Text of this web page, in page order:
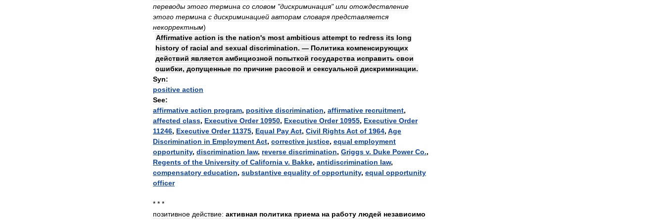
переводы этого термина со словом "дискриминация"или отождествление
этого термина с дискриминацией авторам словаря представляется
некорректным)
Affirmative action is the nation's most ambitious attempt to redress its long
history of racial and sexual discrimination. — Политика компенсирующих
действий является амбициозной попыткой государства исправить свои
ошибки, допущенные по причине расовой и сексуальной дискриминации.
Syn:
positive action
See:
affirmative action program, positive discrimination, affirmative recruitment,
affected class, Executive Order 10950, Executive Order 10955, Executive Order
11246, Executive Order 11375, Equal PayAct, Civil RightsAct of 1964, Age
Discrimination in EmploymentAct, corrective justice, equal employment
opportunity, discrimination law, reverse discrimination, Griggs v. Duke Power Co.,
Regents of the University of California v. Bakke, antidiscrimination law,
compensatory education, substantive equality of opportunity, equal opportunity
officer
* * *
позитивное действие: активная политика приема на работу людей независимо